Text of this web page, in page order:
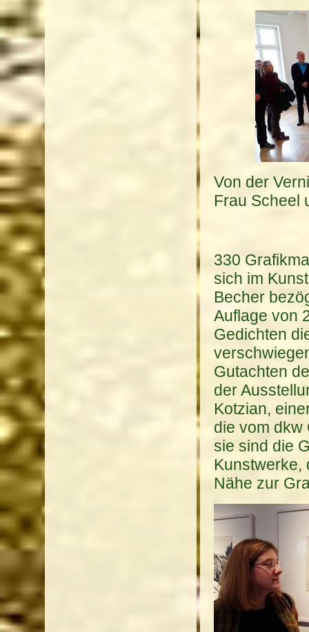
Von der
Frau Scheel
330
sich im
Becher
Auflage von
Gedichten
Gutachten
der
Kotzian,
die vom dkw
sie sind die
Kunstwerke,
Nähe zur